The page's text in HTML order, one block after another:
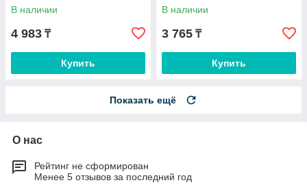
В наличии
4 983 ₸
Купить
В наличии
3 765 ₸
Купить
Показать ещё
О нас
Рейтинг не сформирован
Менее 5 отзывов за последний год